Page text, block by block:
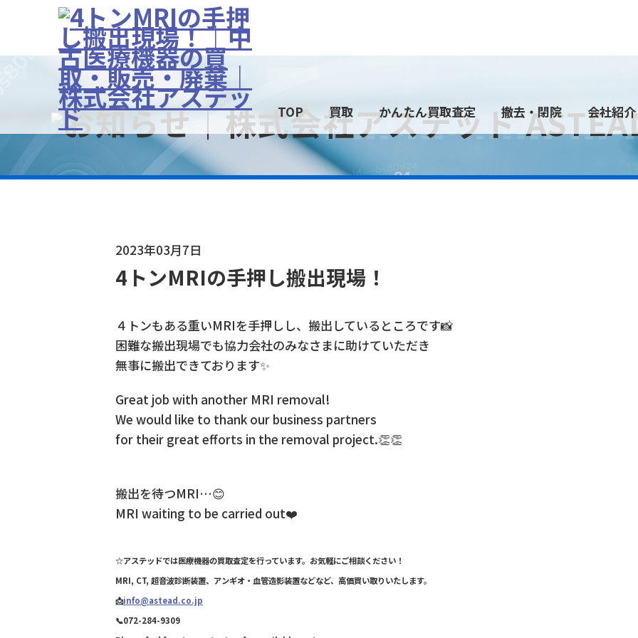
TOP 買取 かんたん買取査定 撤去・閉院 会社紹介
2023年03月7日
4トンMRIの手押し搬出現場！
４トンもある重いMRIを手押しし、搬出しているところです📸
困難な搬出現場でも協力会社のみなさまに助けていただき
無事に搬出できております✨
Great job with another MRI removal!
We would like to thank our business partners
for their great efforts in the removal project.👏👏
搬出を待つMRI…😊
MRI waiting to be carried out❤️
☆アステッドでは医療機器の買取査定を行っています。お気軽にご相談ください！
MRI, CT, 超音波診断装置、アンギオ・血管造影装置などなど、高価買い取りいたします。
📩info@astead.co.jp
📞072-284-9309